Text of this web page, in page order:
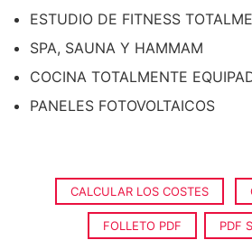
ESTUDIO DE FITNESS
SPA, SAUNA Y HAMMAM
COCINA TOTALMENTE
PANELES FOTOVOLTAICOS
CALCULAR LOS COSTES
FOLLETO PDF PDF